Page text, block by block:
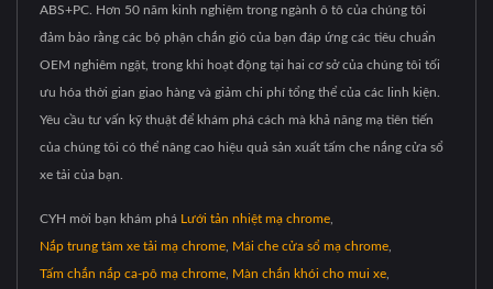
ABS+PC. Hơn 50 năm kinh nghiệm trong ngành ô tô của chúng tôi
đảm bảo rằng các bộ phận chắn gió của bạn đáp ứng các tiêu chuẩn
OEM nghiêm ngặt, trong khi hoạt động tại hai cơ sở của chúng tôi tối
ưu hóa thời gian giao hàng và giảm chi phí tổng thể của các linh kiện.
Yêu cầu tư vấn kỹ thuật để khám phá cách mà khả năng mạ tiên tiến
của chúng tôi có thể nâng cao hiệu quả sản xuất tấm che nắng cửa sổ
xe tải của bạn.
CYH mời bạn khám phá Lưới tản nhiệt mạ chrome
Nắp trung tâm xe tải mạ chrome Mái che cửa sổ mạ chrome
Tấm chắn nắp ca-pô mạ chrome Màn chắn khói cho mui xe